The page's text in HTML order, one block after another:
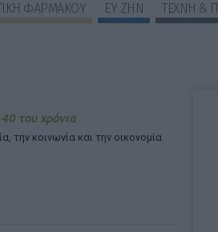
ΦΑΡΜΑΚΟΥ ΕΥ ΖΗΝ
ΤΕΧΝΗ &
του χρόνια
την κοινωνία και την οικονομία